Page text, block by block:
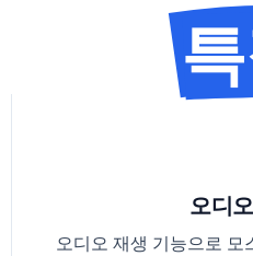
오디
오디오 재생 기능으로 모